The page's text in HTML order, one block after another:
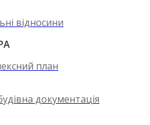
відносини
план
документація